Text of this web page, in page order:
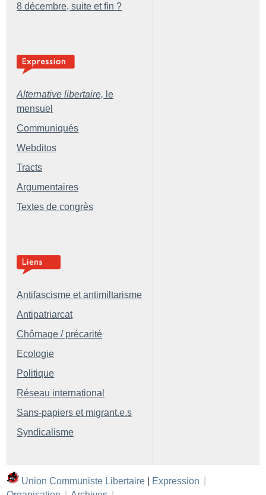
8 décembre, suite et fin ?
Alternative libertaire, le
mensuel
Communiqués
Webditos
Tracts
Argumentaires
Textes de congrès
Antifascisme et antimiltarisme
Antipatriarcat
Chômage / précarité
Ecologie
Politique
Réseau international
Sans-papiers et migrant.e.s
Syndicalisme
Union Communiste Libertaire | Expression